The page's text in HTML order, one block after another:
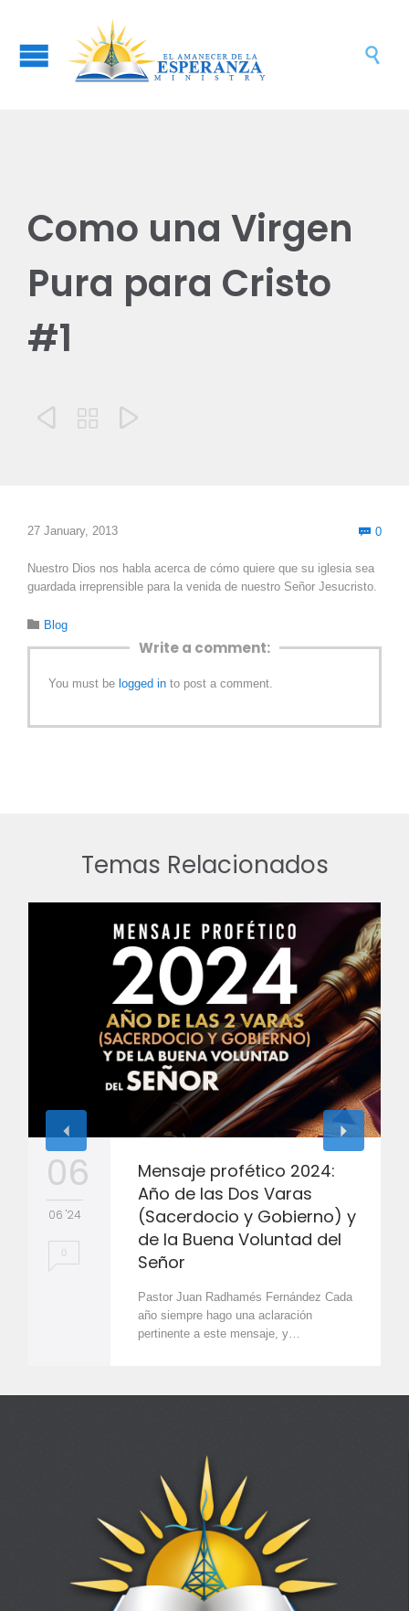

Como una Virgen
Pura para Cristo
#1
  
27 January, 2013  0
Nuestro Dios nos habla acerca de cómo quiere que su iglesia sea
guardada irreprensible para la venida de nuestro Señor Jesucristo.
 Category
Blog
Write a comment:
You must be logged in to post a comment.
Temas Relacionados
06
06 '24
0
Mensaje profético 2024:
Año de las Dos Varas
(Sacerdocio y Gobierno) y
de la Buena Voluntad del
Señor
Pastor Juan Radhamés Fernández Cada
año siempre hago una aclaración
pertinente a este mensaje, y…